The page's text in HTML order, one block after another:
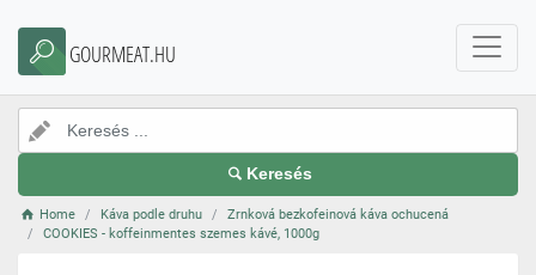
GOURMEAT.HU
Keresés
Home Káva podle druhu
Zrnková bezkofeinová káva ochucená
COOKIES - koffeinmentes szemes kávé, 1000g